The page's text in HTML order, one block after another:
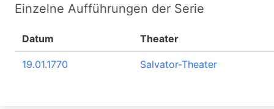
Einzelne Aufführungen der Serie
Datum Theater
19.01.1770 Salvator-Theater